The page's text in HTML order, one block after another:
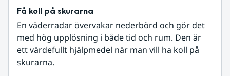
Få koll på skurarna
En väderradar övervakar nederbörd och gör det
med hög upplösning i både tid och rum. Den är
ett värdefullt hjälpmedel när man vill ha koll på
skurarna.